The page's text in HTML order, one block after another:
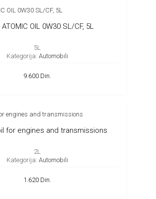
ATOMIC OIL 0W30 SL/CF, 5L
5L
Kategorija: Automobili
9.600 Din.
for engines and transmissions
2L
Kategorija: Automobili
1.620 Din.